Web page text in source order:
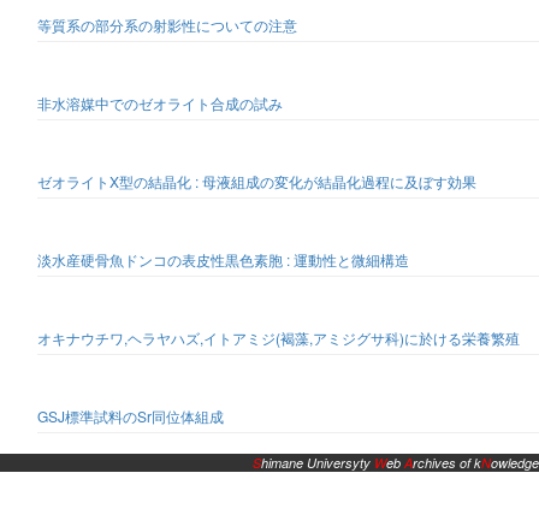
等質系の部分系の射影性についての注意
非水溶媒中でのゼオライト合成の試み
ゼオライトX型の結晶化 : 母液組成の変化が結晶化過程に及ぼす効果
淡水産硬骨魚ドンコの表皮性黒色素胞 : 運動性と微細構造
オキナウチワ,ヘラヤハズ,イトアミジ(褐藻,アミジグサ科)に於ける栄養繁殖
GSJ標準試料のSr同位体組成
Shimane Universyty WebArchives of kNowledge